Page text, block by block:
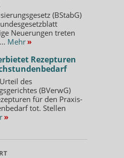
(BStabG)
Neuerungen treten
Mehr »
Rezepturen
des
(BVerwG)
für den Praxis-
tot. Stellen
»